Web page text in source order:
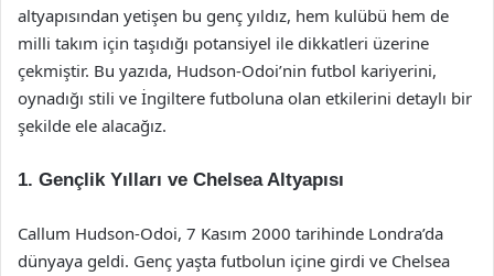
altyapısından yetişen bu genç yıldız, hem kulübü hem de
milli takım için taşıdığı potansiyel ile dikkatleri üzerine
çekmiştir. Bu yazıda, Hudson-Odoi’nin futbol kariyerini,
oynadığı stili ve İngiltere futboluna olan etkilerini detaylı bir
şekilde ele alacağız.
1. Gençlik Yılları ve Chelsea Altyapısı
Callum Hudson-Odoi, 7 Kasım 2000 tarihinde Londra’da
dünyaya geldi. Genç yaşta futbolun içine girdi ve Chelsea